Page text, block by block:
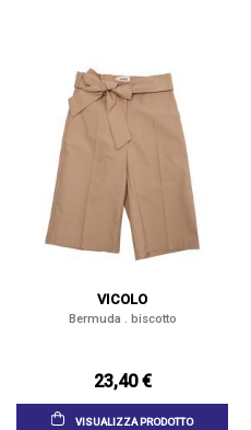
VICOLO
Bermuda . biscotto
23,40 €
VISUALIZZA PRODOTTO